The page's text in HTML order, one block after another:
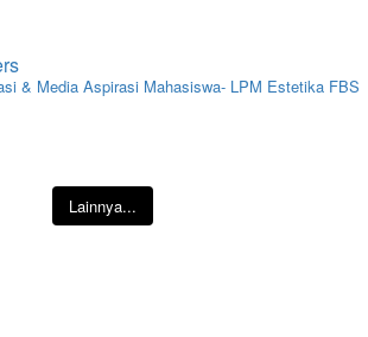
& Media Aspirasi Mahasiswa- LPM Estetika FBS
Lainnya...